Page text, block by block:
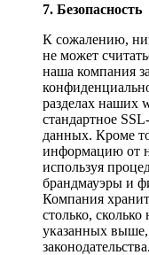
7. Безопасность
К сожалению,
не может
наша компания
разделах наших
стандартное
данных. Кроме
информацию от
используя
брандмауэры и
Компания
столько,
указанных выше,
законодательства.